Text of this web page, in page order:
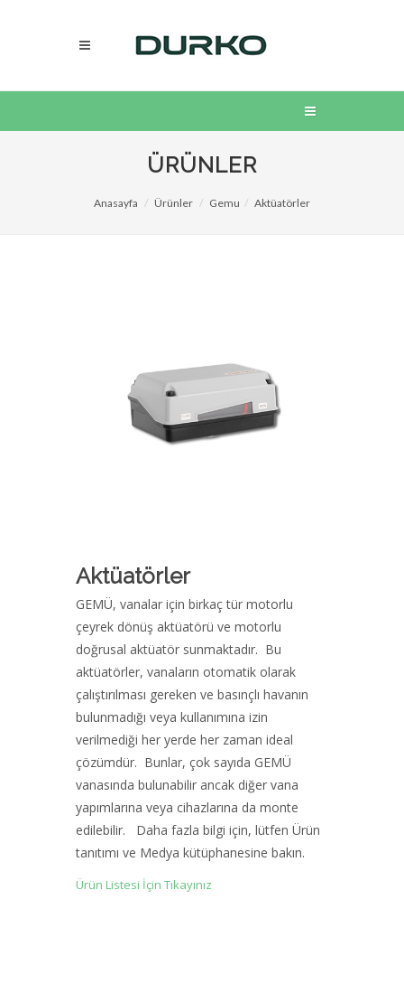
ÜRÜNLER
Anasayfa Ürünler Gemu Aktüatörler
Aktüatörler
GEMÜ, vanalar için birkaç tür motorlu
çeyrek dönüş aktüatörü ve motorlu
doğrusal aktüatör sunmaktadır. Bu
aktüatörler, vanaların otomatik olarak
çalıştırılması gereken ve basınçlı havanın
bulunmadığı veya kullanımına izin
verilmediği her yerde her zaman ideal
çözümdür. Bunlar, çok sayıda GEMÜ
vanasında bulunabilir ancak diğer vana
yapımlarına veya cihazlarına da monte
edilebilir. Daha fazla bilgi için, lütfen Ürün
tanıtımı ve Medya kütüphanesine bakın.
Ürün Listesi İçin Tıkayınız